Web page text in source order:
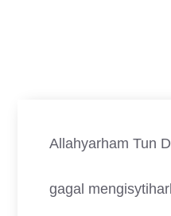
Allahyarham Tun
gagal